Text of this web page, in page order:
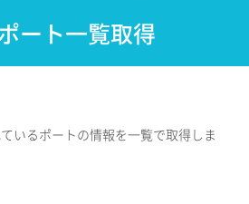
ート一覧取得
いるポートの情報を一覧で取得しま